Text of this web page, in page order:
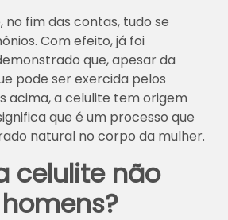
no fim das contas, tudo se
Com efeito, já foi
que, apesar da
pode ser exercida pelos
acima, a celulite tem origem
que é um processo que
natural no corpo da mulher.
celulite não